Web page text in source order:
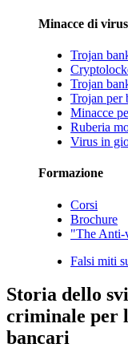
Minacce di virus
Trojan
Trojan
Trojan per
Minacce
Ruberia
Virus in
Formazione
Corsi
Brochure
"The Anti-
Falsi miti
Storia dello
criminale per
bancari